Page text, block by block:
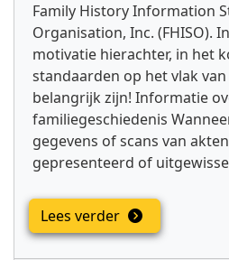
Family History Information
Organisation, Inc. (FHISO).
motivatie hierachter, in het
standaarden op het vlak
belangrijk zijn! Informatie
familiegeschiedenis
gegevens of scans van
gepresenteerd of
Lees verder